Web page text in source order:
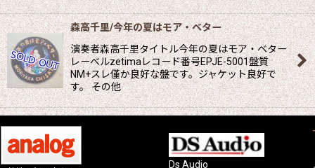
森高千里/今年の夏はモア・ベター
演奏者森高千里タイトル今年の夏はモア・ベター
レーべルzetimaレコード番号EPJE-5001盤質
NM+スレ僅か良好な盤です。ジャケット良好で
す。 その他
Ds Audio